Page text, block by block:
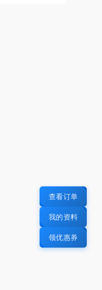
查看订单
我的资料
领优惠券